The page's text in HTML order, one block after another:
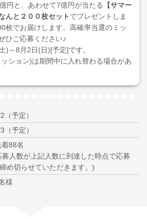
円と、あわせて7億円が当たる
【サマー
んと２００枚セット でプレゼントしま
枚でお届けします。高確率当選のミッ
ひご応募ください♪
)～8月2日(日)[予定]です。
ション)は期間中に入れ替わる場合があ
（予定）
（予定）
着88名
募人数が上記人数に到達した時点で応募
め切らせていただきます。)
様